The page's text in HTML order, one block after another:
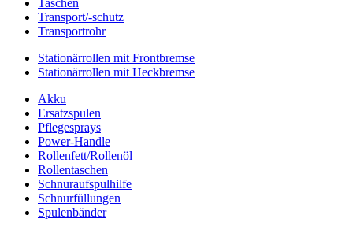
Transport/-schutz
Transportrohr
Stationärrollen mit Frontbremse
Stationärrollen mit Heckbremse
Akku
Ersatzspulen
Pflegesprays
Power-Handle
Rollenfett/Rollenöl
Rollentaschen
Schnuraufspulhilfe
Schnurfüllungen
Spulenbänder